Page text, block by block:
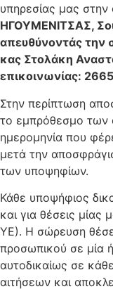
υπηρεσίας μας στην
ΗΓΟΥΜΕΝΙΤΣΑΣ,
απευθύνοντάς την
κας Στολάκη
επικοινωνίας:
Στην περίπτωση
το εμπρόθεσμο των
ημερομηνία που
μετά την
των υποψηφίων.
Κάθε υποψήφιος
και για θέσεις
ΥΕ). Η σώρευση
προσωπικού σε μία
αυτοδικαίως σε
αιτήσεων και